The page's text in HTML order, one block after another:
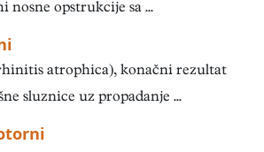
nosne opstrukcije sa ...
atrophica), konačni rezultat
sluznice uz propadanje ...